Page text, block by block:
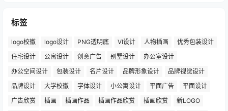
标签
logo校徽 logo设计 PNG透明底 VI设计 人物插画
优秀包装设计
住宅设计
公寓设计 创意广告 别墅设计
办公室设计
办公空间设计
包装设计 名片设计 品牌形象设计
品牌视觉设计
品牌设计
大学校徽 字体设计 小公寓设计 平面广告
平面设计
广告欣赏
插画 插画作品 插画作品欣赏 插画欣赏
新LOGO